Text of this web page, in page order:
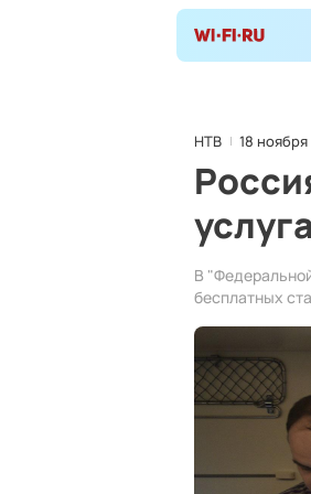
НТВ 18 ноября
В
бесплатных